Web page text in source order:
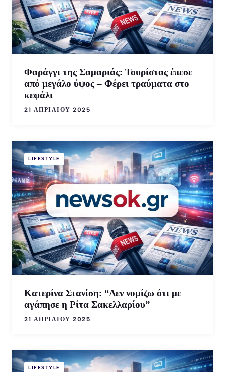
Φαράγγι της Σαμαριάς: Τουρίστας έπεσε
από μεγάλο ύψος – Φέρει τραύματα στο
κεφάλι
21 ΑΠΡΙΛΊΟΥ 2025
LIFESTYLE
Κατερίνα Στανίση: “Δεν νομίζω ότι με
αγάπησε η Ρίτα Σακελλαρίου”
21 ΑΠΡΙΛΊΟΥ 2025
LIFESTYLE